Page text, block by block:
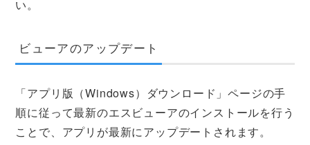
い。
ビューアのアップデート
「アプリ版（Windows）ダウンロード」ページの手
順に従って最新のエスビューアのインストールを行う
ことで、アプリが最新にアップデートされます。